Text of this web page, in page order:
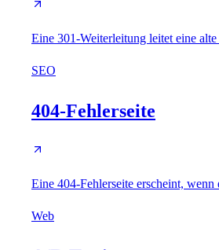
Eine 301-Weiterleitung leitet eine
SEO
404-Fehlerseite
Eine 404-Fehlerseite erscheint,
Web